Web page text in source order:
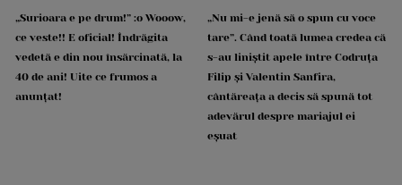
„Surioara e pe drum!” :o Wooow,
ce veste!! E oficial! Îndrăgita
vedetă e din nou însărcinată, la
40 de ani! Uite ce frumos a
anunțat!
„Nu mi-e jenă să o spun cu voce
tare”. Când toată lumea credea că
s-au liniștit apele între Codruța
Filip și Valentin Sanfira,
cântăreața a decis să spună tot
adevărul despre mariajul ei
eșuat